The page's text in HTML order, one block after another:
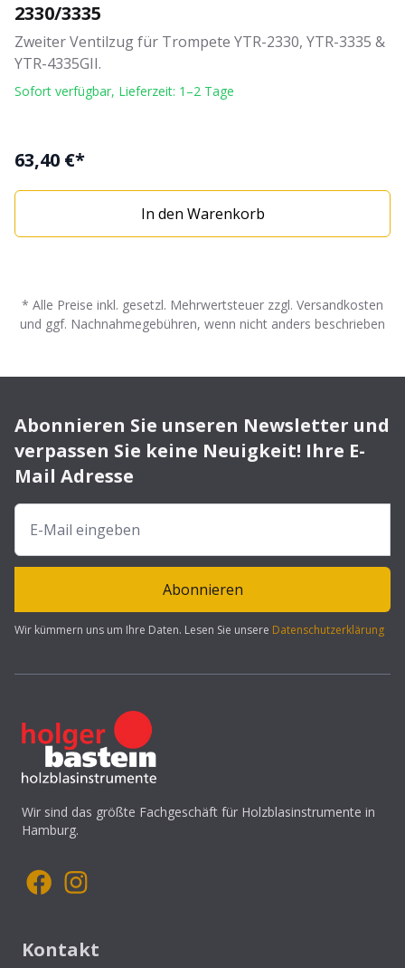
2330/3335
Zweiter Ventilzug für Trompete YTR-2330, YTR-3335 &
YTR-4335GII.
Sofort verfügbar, Lieferzeit: 1–2 Tage
63,40 €*
In den Warenkorb
* Alle Preise inkl. gesetzl. Mehrwertsteuer zzgl. Versandkosten
und ggf. Nachnahmegebühren, wenn nicht anders beschrieben
Abonnieren Sie unseren Newsletter und
verpassen Sie keine Neuigkeit! Ihre E-
Mail Adresse
Abonnieren
Wir kümmern uns um Ihre Daten. Lesen Sie unsere Datenschutzerklärung
Wir sind das größte Fachgeschäft für Holzblasinstrumente in
Hamburg.
Kontakt